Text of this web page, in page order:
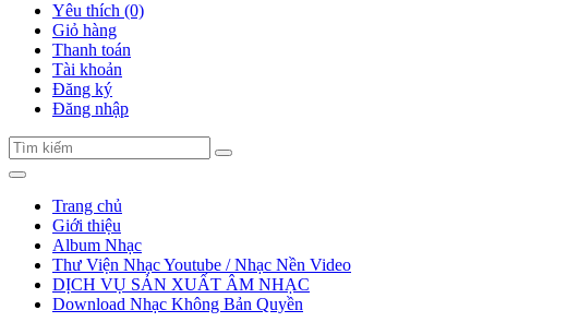
Yêu thích (0)
Giỏ hàng
Thanh toán
Tài khoản
Đăng ký
Đăng nhập
Trang chủ
Giới thiệu
Album Nhạc
Thư Viện Nhạc Youtube / Nhạc Nền Video
DỊCH VỤ SẢN XUẤT ÂM NHẠC
Download Nhạc Không Bản Quyền